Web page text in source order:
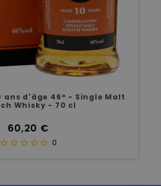
ans d'âge 46° - Single Malt
Whisky - 70 cl
Prix
60,20 €
0